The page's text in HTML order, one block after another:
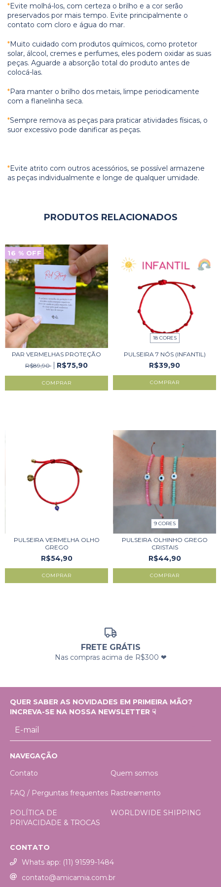
*Evite molhá-los, com certeza o brilho e a cor serão
preservados por mais tempo. Evite principalmente o
contato com cloro e água do mar.
*Muito cuidado com produtos químicos, como protetor
solar, álcool, cremes e perfumes, eles podem oxidar as suas
peças. Aguarde a absorção total do produto antes de
colocá-las.
*Para manter o brilho dos metais, limpe periodicamente
com a flanelinha seca.
*Sempre remova as peças para praticar atividades físicas, o
suor excessivo pode danificar as peças.
*Evite atrito com outros acessórios, se possível armazene
as peças individualmente e longe de qualquer umidade.
PRODUTOS RELACIONADOS
16 % OFF
PAR VERMELHAS PROTEÇÃO
R$89,90
R$75,90
18 CORES
PULSEIRA 7 NÓS (INFANTIL)
R$39,90
COMPRAR
PULSEIRA VERMELHA OLHO
GREGO
R$54,90
COMPRAR
9 CORES
PULSEIRA OLHINHO GREGO
CRISTAIS
R$44,90
COMPRAR
FRETE GRÁTIS
Nas compras acima de R$300 ❤
QUER SABER AS NOVIDADES EM PRIMEIRA MÃO?
INCREVA-SE NA NOSSA NEWSLETTER ☟
NAVEGAÇÃO
Contato
Quem somos
FAQ / Perguntas frequentes Rastreamento
POLÍTICA DE
PRIVACIDADE & TROCAS
WORLDWIDE SHIPPING
CONTATO
Whats app: (11) 91599-1484
contato@amicamia.com.br